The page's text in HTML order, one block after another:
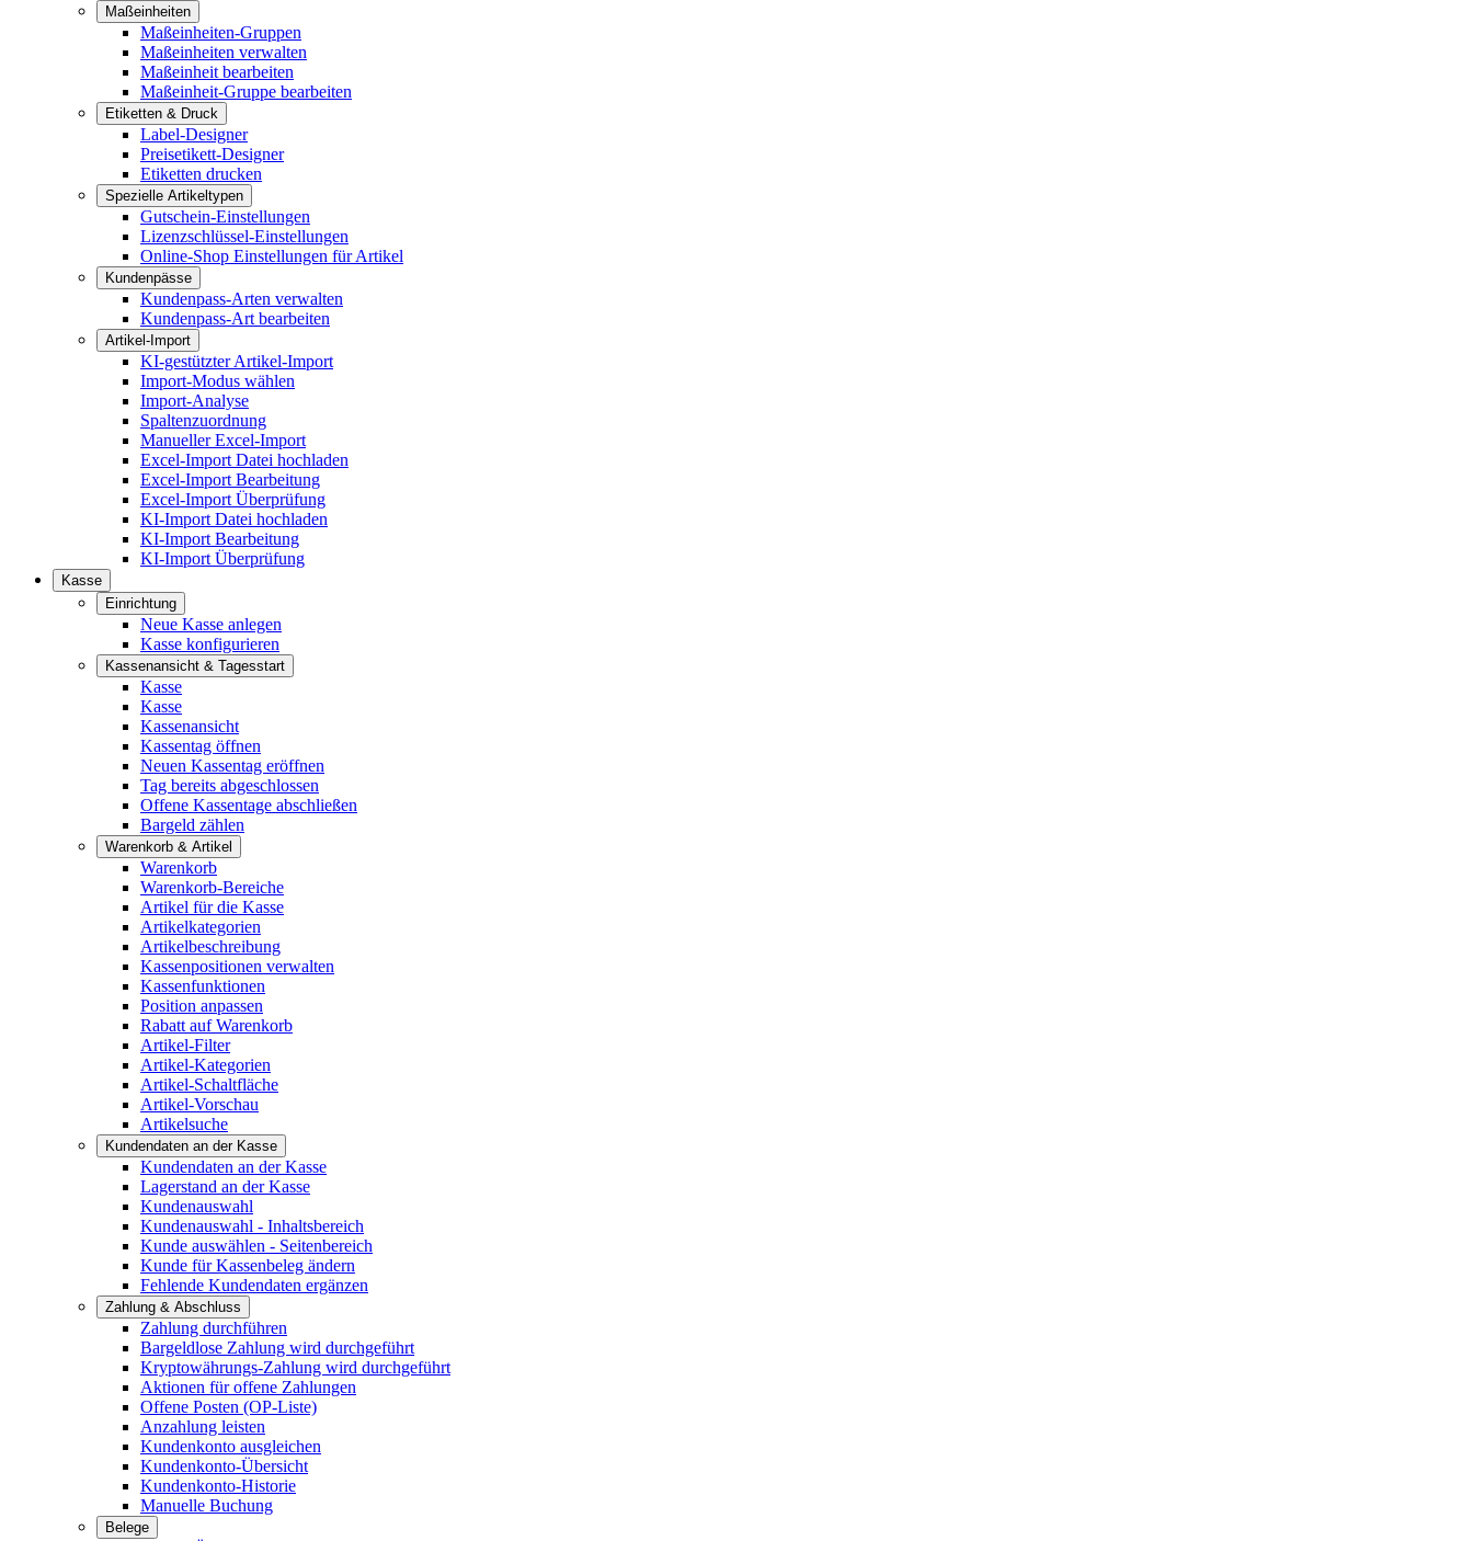
Maßeinheiten
Maßeinheiten-Gruppen
Maßeinheiten verwalten
Maßeinheit bearbeiten
Maßeinheit-Gruppe bearbeiten
Etiketten & Druck
Label-Designer
Preisetikett-Designer
Etiketten drucken
Spezielle Artikeltypen
Gutschein-Einstellungen
Lizenzschlüssel-Einstellungen
Online-Shop Einstellungen für Artikel
Kundenpässe
Kundenpass-Arten verwalten
Kundenpass-Art bearbeiten
Artikel-Import
KI-gestützter Artikel-Import
Import-Modus wählen
Import-Analyse
Spaltenzuordnung
Manueller Excel-Import
Excel-Import Datei hochladen
Excel-Import Bearbeitung
Excel-Import Überprüfung
KI-Import Datei hochladen
KI-Import Bearbeitung
KI-Import Überprüfung
Kasse
Einrichtung
Neue Kasse anlegen
Kasse konfigurieren
Kassenansicht & Tagesstart
Kasse
Kasse
Kassenansicht
Kassentag öffnen
Neuen Kassentag eröffnen
Tag bereits abgeschlossen
Offene Kassentage abschließen
Bargeld zählen
Warenkorb & Artikel
Warenkorb
Warenkorb-Bereiche
Artikel für die Kasse
Artikelkategorien
Artikelbeschreibung
Kassenpositionen verwalten
Kassenfunktionen
Position anpassen
Rabatt auf Warenkorb
Artikel-Filter
Artikel-Kategorien
Artikel-Schaltfläche
Artikel-Vorschau
Artikelsuche
Kundendaten an der Kasse
Kundendaten an der Kasse
Lagerstand an der Kasse
Kundenauswahl
Kundenauswahl - Inhaltsbereich
Kunde auswählen - Seitenbereich
Kunde für Kassenbeleg ändern
Fehlende Kundendaten ergänzen
Zahlung & Abschluss
Zahlung durchführen
Bargeldlose Zahlung wird durchgeführt
Kryptowährungs-Zahlung wird durchgeführt
Aktionen für offene Zahlungen
Offene Posten (OP-Liste)
Anzahlung leisten
Kundenkonto ausgleichen
Kundenkonto-Übersicht
Kundenkonto-Historie
Manuelle Buchung
Belege